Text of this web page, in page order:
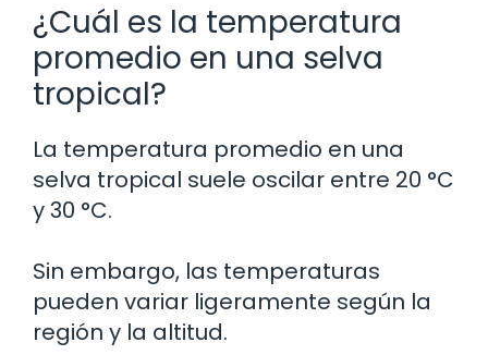
¿Cuál es la temperatura
promedio en una selva
tropical?
La temperatura promedio en una
selva tropical suele oscilar entre 20 °C
y 30 °C.
Sin embargo, las temperaturas
pueden variar ligeramente según la
región y la altitud.